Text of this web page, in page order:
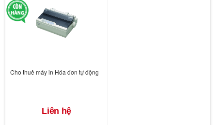
Cho thuê máy in Hóa đơn tự động
Liên hệ